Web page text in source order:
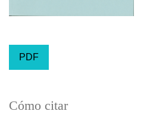
PDF
Cómo citar